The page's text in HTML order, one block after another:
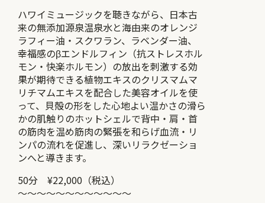
ハワイミュージックを聴きながら、日本古
来の無添加源泉温泉水と海由来のオレンジ
ラフィー油・スクワラン、ラベンダー油、
幸福感のβエンドルフィン（抗ストレスホル
モン・快楽ホルモン）の放出を刺激する効
果が期待できる植物エキスのクリスマムマ
リチマムエキスを配合した美容オイルを使
って、貝殻の形をした心地よい温かさの滑ら
かの肌触りのホットシェルで背中・肩・首
の筋肉を温め筋肉の緊張を和らげ血流・リ
ンパの流れを促進し、深いリラクゼーショ
ンへと導きます。
50分 ¥22,000（税込）
～～～～～～～～～～～～